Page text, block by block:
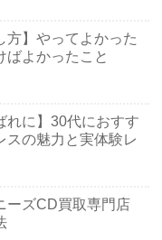
方】やってよかった
ばよかったこと
れに】30代におすす
の魅力と実体験レ
ーズCD買取専門店